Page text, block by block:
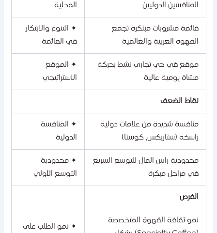
المنافسين الدوليين المحلية
قائمة مشروبات مبتكرة تجمع
القهوة العربية والعالمية
✦ التنوع والابتكار
في القائمة
موقع في حي تجاري نشط بحركة
مشاة يومية عالية
✦ الموقع
الاستراتيجي
نقاط الضعف
منافسة شديدة من علامات دولية
راسخة (ستاربكس، كوستا)
✦ المنافسة
الدولية
محدودية رأس المال للتوسع السريع
في مراحل مبكرة
✦ محدودية
التوسع الأولي
الفرص
نمو ثقافة القهوة المتخصصة
✦ نمو الطلب على